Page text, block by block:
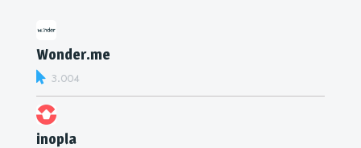
Wonder.me
3.004
inopla